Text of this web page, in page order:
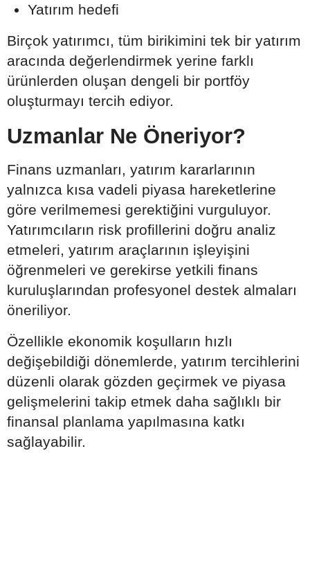
Yatırım hedefi
Birçok yatırımcı, tüm birikimini tek bir yatırım
aracında değerlendirmek yerine farklı
ürünlerden oluşan dengeli bir portföy
oluşturmayı tercih ediyor.
Uzmanlar Ne Öneriyor?
Finans uzmanları, yatırım kararlarının
yalnızca kısa vadeli piyasa hareketlerine
göre verilmemesi gerektiğini vurguluyor.
Yatırımcıların risk profillerini doğru analiz
etmeleri, yatırım araçlarının işleyişini
öğrenmeleri ve gerekirse yetkili finans
kuruluşlarından profesyonel destek almaları
öneriliyor.
Özellikle ekonomik koşulların hızlı
değişebildiği dönemlerde, yatırım tercihlerini
düzenli olarak gözden geçirmek ve piyasa
gelişmelerini takip etmek daha sağlıklı bir
finansal planlama yapılmasına katkı
sağlayabilir.